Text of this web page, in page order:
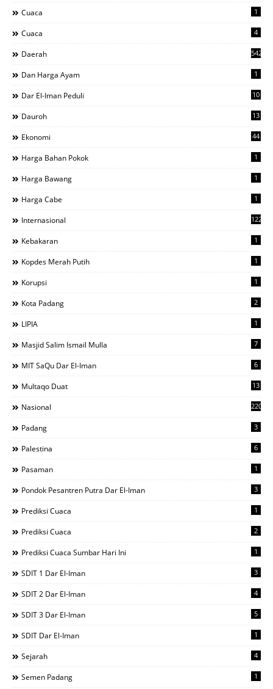
Cuaca 1
Cuaca 4
Daerah 542
Dan Harga Ayam 1
Dar El-Iman Peduli 10
Dauroh 13
Ekonomi 44
Harga Bahan Pokok 1
Harga Bawang 1
Harga Cabe 1
Internasional 122
Kebakaran 1
Kopdes Merah Putih 1
Korupsi 1
Kota Padang 2
LIPIA 1
Masjid Salim Ismail Mulla 7
MIT SaQu Dar El-Iman 6
Multaqo Duat 13
Nasional 220
Padang 3
Palestina 6
Pasaman 1
Pondok Pesantren Putra Dar El-Iman 3
Prediksi Cuaca 1
Prediksi Cuaca 2
Prediksi Cuaca Sumbar Hari Ini 1
SDIT 1 Dar El-Iman 3
SDIT 2 Dar El-Iman 4
SDIT 3 Dar El-Iman 5
SDIT Dar El-Iman 1
Sejarah 4
Semen Padang 1